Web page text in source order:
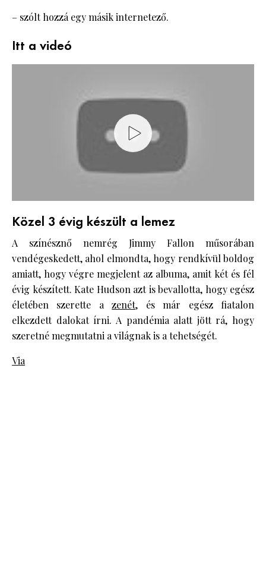
– szólt hozzá egy másik internetező.
Itt a videó
Közel 3 évig készült a lemez
A színésznő nemrég Jimmy Fallon műsorában
vendégeskedett, ahol elmondta, hogy rendkívül boldog
amiatt, hogy végre megjelent az albuma, amit két és fél
évig készített. Kate Hudson azt is bevallotta, hogy egész
életében szerette azenét, és már egész fiatalon
elkezdett dalokat írni. A pandémia alatt jött rá, hogy
szeretné megmutatni a világnak is a tehetségét.
Via